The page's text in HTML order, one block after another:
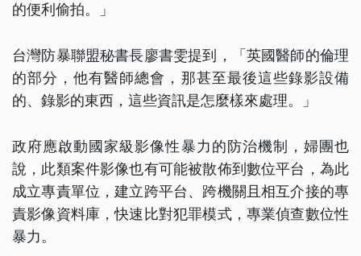
的便利偷拍。」
台灣防暴聯盟秘書長廖書雯提到，「英國醫師的倫理
的部分，他有醫師總會，那甚至最後這些錄影設備
的、錄影的東西，這些資訊是怎麼樣來處理。」
政府應啟動國家級影像性暴力的防治機制，婦團也
說，此類案件影像也有可能被散佈到數位平台，為此
成立專責單位，建立跨平台、跨機關且相互介接的專
責影像資料庫，快速比對犯罪模式，專業偵查數位性
暴力。